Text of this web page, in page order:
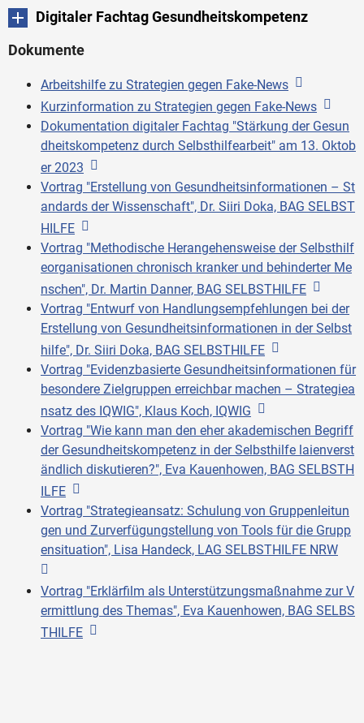
Digitaler Fachtag Gesundheitskompetenz
Dokumente
Arbeitshilfe zu Strategien gegen Fake-News
Kurzinformation zu Strategien gegen Fake-News
Dokumentation digitaler Fachtag "Stärkung der Gesun
dheitskompetenz durch Selbsthilfearbeit" am 13. Oktob
er 2023
Vortrag "Erstellung von Gesundheitsinformationen – St
andards der Wissenschaft", Dr. Siiri Doka, BAG SELBST
HILFE
Vortrag "Methodische Herangehensweise der Selbsthilf
eorganisationen chronisch kranker und behinderter Me
nschen", Dr. Martin Danner, BAG SELBSTHILFE
Vortrag "Entwurf von Handlungsempfehlungen bei der
Erstellung von Gesundheitsinformationen in der Selbst
hilfe", Dr. Siiri Doka, BAG SELBSTHILFE
Vortrag "Evidenzbasierte Gesundheitsinformationen für
besondere Zielgruppen erreichbar machen – Strategiea
nsatz des IQWIG", Klaus Koch, IQWIG
Vortrag "Wie kann man den eher akademischen Begriff
der Gesundheitskompetenz in der Selbsthilfe laienverst
ändlich diskutieren?", Eva Kauenhowen, BAG SELBSTH
ILFE
Vortrag "Strategieansatz: Schulung von Gruppenleitun
gen und Zurverfügungstellung von Tools für die Grupp
ensituation", Lisa Handeck, LAG SELBSTHILFE NRW
Vortrag "Erklärfilm als Unterstützungsmaßnahme zur V
ermittlung des Themas", Eva Kauenhowen, BAG SELBS
THILFE